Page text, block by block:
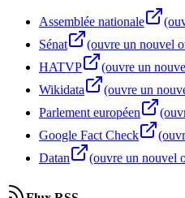
Assemblée nationale
Sénat
(ouvre un nouvel
HATVP
(ouvre un
Wikidata
(ouvre un
Parlement européen
Google Fact Check
Datan
(ouvre un nouvel